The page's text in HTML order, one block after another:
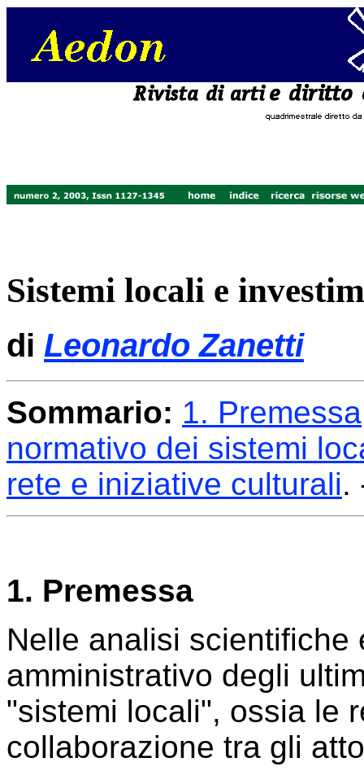
Sistemi locali e
di Leonardo Zanetti
Sommario: 1. Premessa
normativo dei sistemi
rete e iniziative culturali.
1. Premessa
Nelle analisi
amministrativo degli
"sistemi locali", ossia le
collaborazione tra gli